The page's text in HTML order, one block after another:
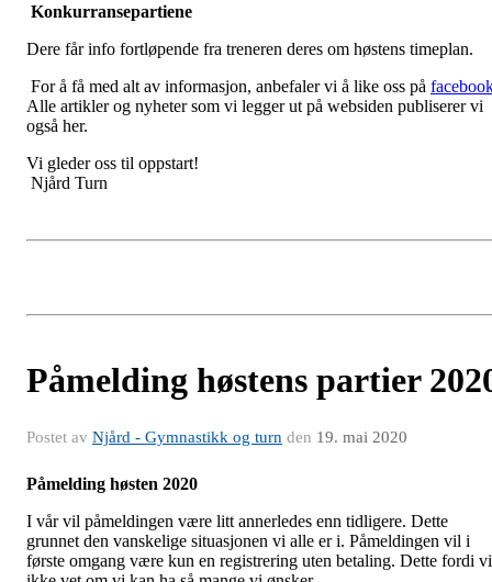
Konkurransepartiene
Dere får info fortløpende fra treneren deres om høstens timeplan.
For å få med alt av informasjon, anbefaler vi å like oss på
Alle artikler og nyheter som vi legger ut på websiden publiserer vi
også her.
Vi gleder oss til oppstart!
Njård Turn
Påmelding høstens partier
Postet av Njård - Gymnastikk og turn den 19. mai 2020
Påmelding høsten 2020
I vår vil påmeldingen være litt annerledes enn tidligere. Dette
grunnet den vanskelige situasjonen vi alle er i. Påmeldingen vil i
første omgang være kun en registrering uten betaling. Dette fordi vi